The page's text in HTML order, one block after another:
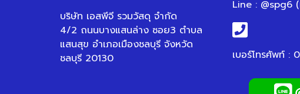
บริษัท เอสพีจี รวมวัสดุ จำกัด
4/2 ถนนบางแสนล่าง ซอย3 ตำบล
แสนสุข อำเภอเมืองชลบุรี จังหวัด
ชลบุรี 20130
Line : @spg6
เบอร์โทรศัพท์ :